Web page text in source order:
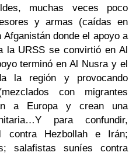
muchas veces poco
y armas (caídas en
donde el apoyo a
la URSS se convirtió en Al
terminó en Al Nusra y el
la región y provocando
con migrantes
a Europa y crean una
Y para confundir,
contra Hezbollah e Irán;
salafistas suníes contra